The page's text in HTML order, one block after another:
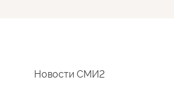
Новости СМИ2